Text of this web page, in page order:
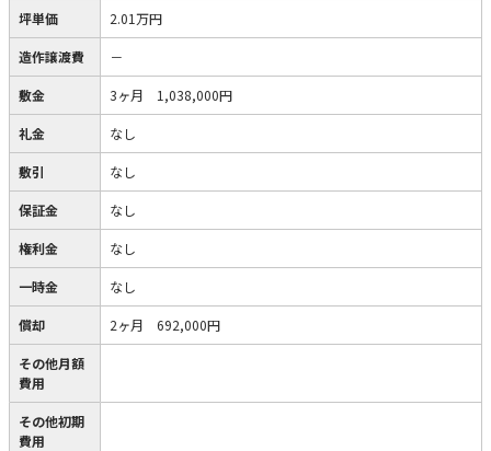
坪単価 2.01万円
造作譲渡費 －
敷金 3ヶ月 1,038,000円
礼金 なし
敷引 なし
保証金 なし
権利金 なし
一時金 なし
償却 2ヶ月 692,000円
その他月額
費用
その他初期
費用